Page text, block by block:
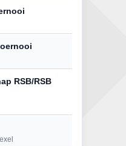
RSB/RSB